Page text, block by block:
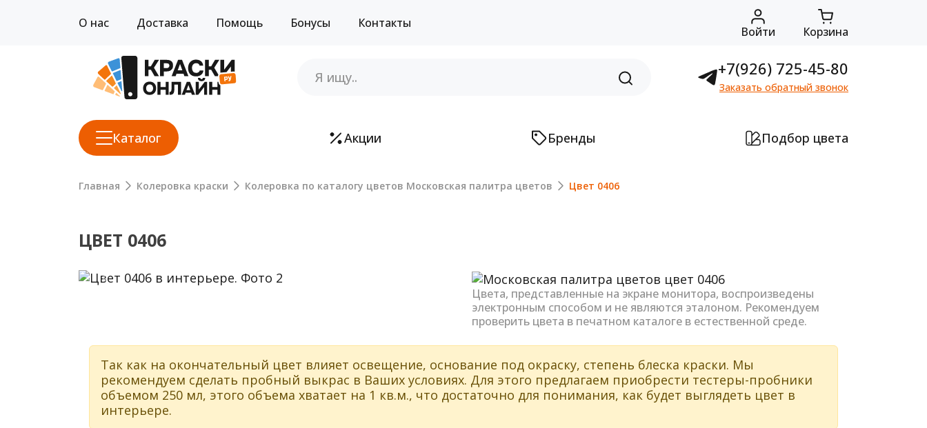
О нас Доставка Помощь Бонусы Контакты
Войти Корзина
+7(926) 725-45-80
Заказать обратный звонок
Каталог Акции Бренды Подбор цвета
Главная Колеровка краски Колеровка по каталогу цветов Московская палитра цветов Цвет 0406
ЦВЕТ 0406
Previous
Цвета, представленные на экране монитора, воспроизведены
электронным способом и не являются эталоном. Рекомендуем
проверить цвета в печатном каталоге в естественной среде.
Так как на окончательный цвет влияет освещение, основание под окраску, степень блеска краски. Мы
рекомендуем сделать пробный выкрас в Ваших условиях. Для этого предлагаем приобрести тестеры-пробники
объемом 250 мл, этого объема хватает на 1 кв.м., что достаточно для понимания, как будет выглядеть цвет в
интерьере.